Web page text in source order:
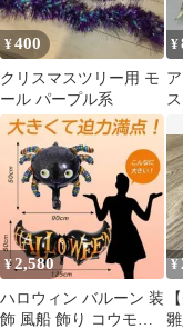
¥400
クリスマスツリー用 モ
ール パープル系
¥
¥2,580
ハロウィン バルーン 装
飾 風船 飾り コウモリ
¥